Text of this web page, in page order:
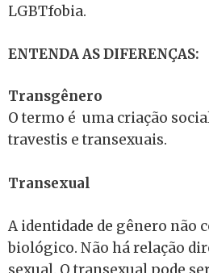
LGBTfobia.
ENTENDA AS DIFERENÇAS:
Transgênero
O termo é uma criação
travestis e transexuais.
Transexual
A identidade de gênero não
biológico. Não há relação